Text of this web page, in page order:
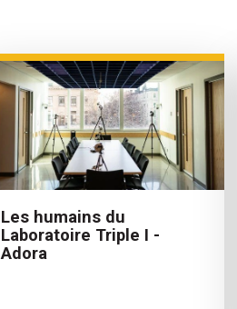
Les humains du
Laboratoire Triple I -
Adora